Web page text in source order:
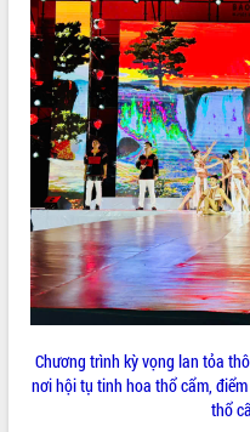
Triển khai đồng bộ đo đạc, lập hồ sơ
địa chính, hoàn thiện cơ sở dữ liệu
đai
Ứng dụng sinh trắc học - Bước tiến
trong hành trình chuyển đổi số tại
Lắk
Đắk Lắk nâng cao hiệu quả công tác
Đảng từ Sổ tay đảng viên điện tử
Đắk Lắk đẩy mạnh nuôi biển công
nghệ, hướng tới phát triển thủy sản
bền vững
Tập huấn nâng cao năng lực triển khai
chuyển đổi số cho cán bộ, công chức
Đắk Lắk phát động hưởng ứng Ngày
Quyền của người tiêu dùng Việt Nam
Chương trình kỳ vọng lan tỏa
nơi hội tụ tinh hoa thổ cẩm,
thổ